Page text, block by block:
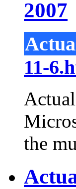
2007
11-
the